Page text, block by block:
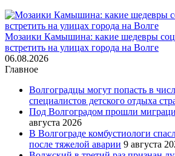
Мозаики Камышина: какие шедевры
встретить на улицах города на Волге
06.08.2026
Главное
Волгоградцы могут попасть в
специалистов детского отдыха
Под Волгоградом прошли
августа 2026
В Волгограде комбустиологи
после тяжелой аварии 9 августа